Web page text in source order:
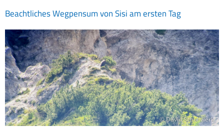
Beachtliches Wegpensum von Sisi am ersten Tag
© David Schuhwerk